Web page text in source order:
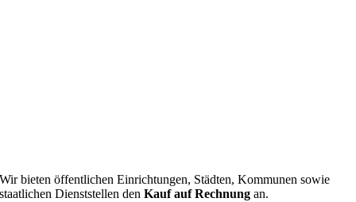
Wir bieten öffentlichen Einrichtungen, Städten, Kommunen sowie
staatlichen Dienststellen denKauf auf Rechnung an.